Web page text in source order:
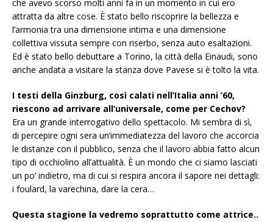
che avevo scorso molti anni fa in un momento in cui ero
attratta da altre cose. È stato bello riscoprire la bellezza e
l’armonia tra una dimensione intima e una dimensione
collettiva vissuta sempre con riserbo, senza auto esaltazioni.
Ed è stato bello debuttare a Torino, la città della Einaudi, sono
anche andata a visitare la stanza dove Pavese si è tolto la vita.
I testi della Ginzburg, così calati nell’Italia anni ’60,
riescono ad arrivare all’universale, come per Cechov?
Era un grande interrogativo dello spettacolo. Mi sembra di sì,
di percepire ogni sera un’immediatezza del lavoro che accorcia
le distanze con il pubblico, senza che il lavoro abbia fatto alcun
tipo di occhiolino all’attualità. È un mondo che ci siamo lasciati
un po’ indietro, ma di cui si respira ancora il sapore nei dettagli:
i foulard, la varechina, dare la cera…
Questa stagione la vedremo soprattutto come attrice..